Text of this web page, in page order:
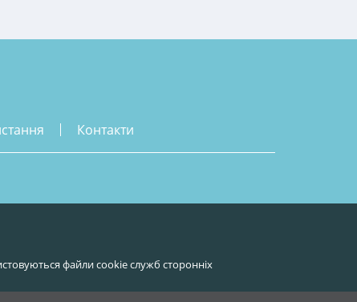
контакти
файли cookie служб сторонніх